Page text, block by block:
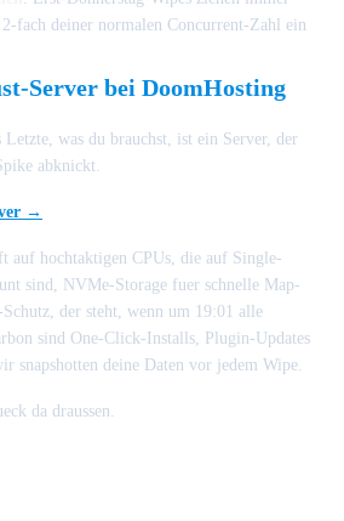
fach deiner normalen Concurrent-Zahl ein
Server bei DoomHosting
was du brauchst, ist ein Server, der
abknickt.
→
auf hochtaktigen CPUs, die auf Single-
sind, NVMe-Storage fuer schnelle Map-
der steht, wenn um 19:01 alle
sind One-Click-Installs, Plugin-Updates
snapshotten deine Daten vor jedem Wipe.
da draussen.